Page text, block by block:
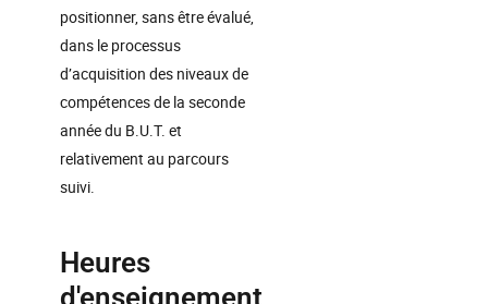
positionner, sans être évalué,
dans le processus
d’acquisition des niveaux de
compétences de la seconde
année du B.U.T. et
relativement au parcours
suivi.
Heures
d'enseignement